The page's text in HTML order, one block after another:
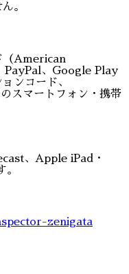
。
（American
、Google Play
ンコード、
スマートフォン・携帯
、Apple iPad・
zenigata